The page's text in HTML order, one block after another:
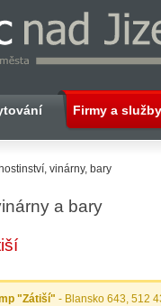
Firmy a služby
vinárny, bary
a bary
"Zátiší" - Blansko 643, 512